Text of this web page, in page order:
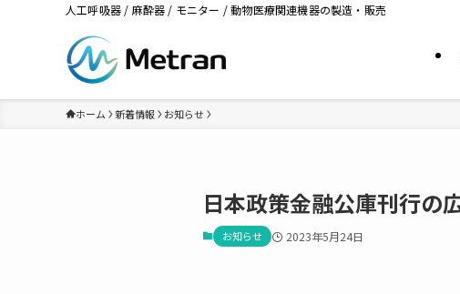
人工呼吸器 / 麻酔器 / モニター / 動物医療関連機器の製造・販売
ホーム 新着情報 お知らせ
日本政策金融公庫刊行の
お知らせ 2023年5月24日